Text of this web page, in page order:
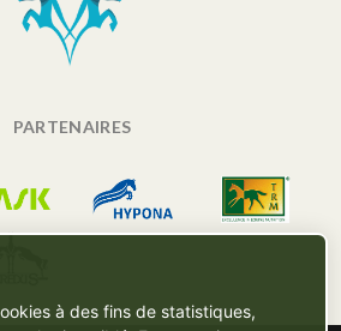
PARTENAIRES
à des fins de statistiques,